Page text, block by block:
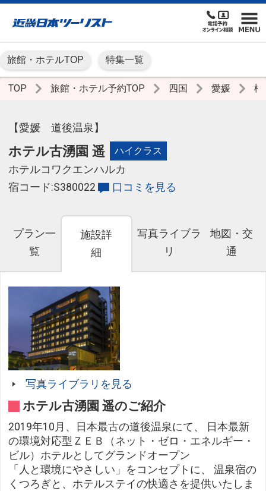
旅館・ホテルTOP 特集一覧
TOP 旅館・ホテル予約TOP 四国 愛媛
【愛媛 道後温泉】
ホテル古湧園 遥 ハイクラス
ホテルコワクエンハルカ
宿コード:S380022
口コミを見る
プラン一
覧
施設詳
細
写真ライブラ
リ
地図・交
通
写真ライブラリを見る
ホテル古湧園 遥のご紹介
2019年10月、日本最古の道後温泉にて、 日本最新
の環境対応型ＺＥＢ（ネット・ゼロ・エネルギー・
ビル）ホテルとしてグランドオープン
「人と環境にやさしい」をコンセプトに、 温泉宿の
くつろぎと、ホテルステイの快適さを提供いたしま